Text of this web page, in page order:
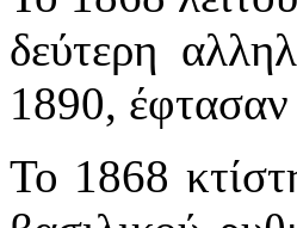
δεύτερη
1890, έφτασαν
Το 1868